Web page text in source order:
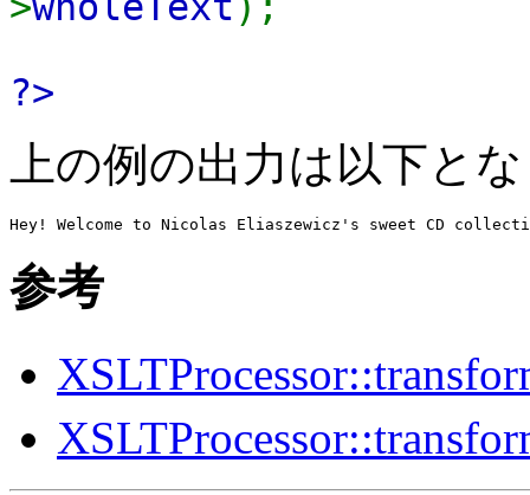
?>
上の例の出力は以下と
参考